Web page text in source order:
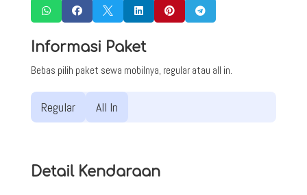
     
Informasi Paket
Bebas pilih paket sewa mobilnya, regular atau all in.
Regular All In
Detail Kendaraan